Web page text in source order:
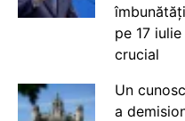
pe 17
crucial
Un
a